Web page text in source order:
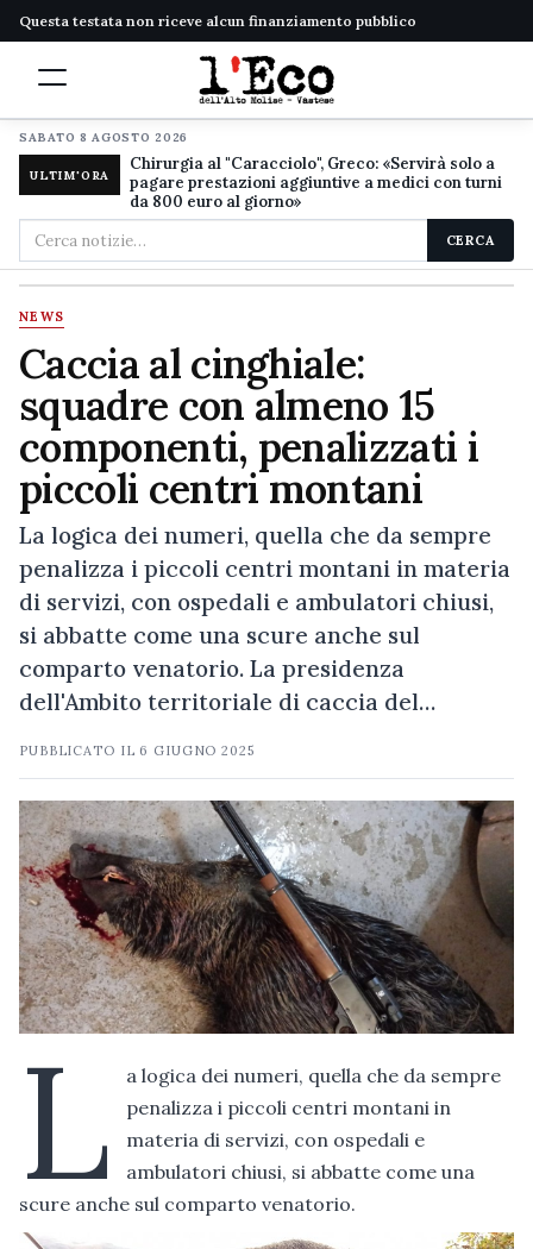
Questa testata non riceve alcun finanziamento pubblico
SABATO 8 AGOSTO 2026
ULTIM'ORA
Chirurgia al "Caracciolo", Greco: «Servirà solo a
pagare prestazioni aggiuntive a medici con turni
da 800 euro al giorno»
Cerca
nel
sito
CERCA
NEWS
Caccia al cinghiale:
squadre con almeno 15
componenti, penalizzati i
piccoli centri montani
La logica dei numeri, quella che da sempre
penalizza i piccoli centri montani in materia
di servizi, con ospedali e ambulatori chiusi,
si abbatte come una scure anche sul
comparto venatorio. La presidenza
dell'Ambito territoriale di caccia del…
PUBBLICATO IL 6 GIUGNO 2025
L
a logica dei numeri, quella che da sempre
penalizza i piccoli centri montani in
materia di servizi, con ospedali e
ambulatori chiusi, si abbatte come una
scure anche sul comparto venatorio.